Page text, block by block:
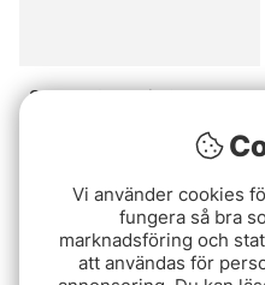
Sea To Summit Cutlery
Vi använder cookies
fungera så bra
marknadsföring och
att användas för